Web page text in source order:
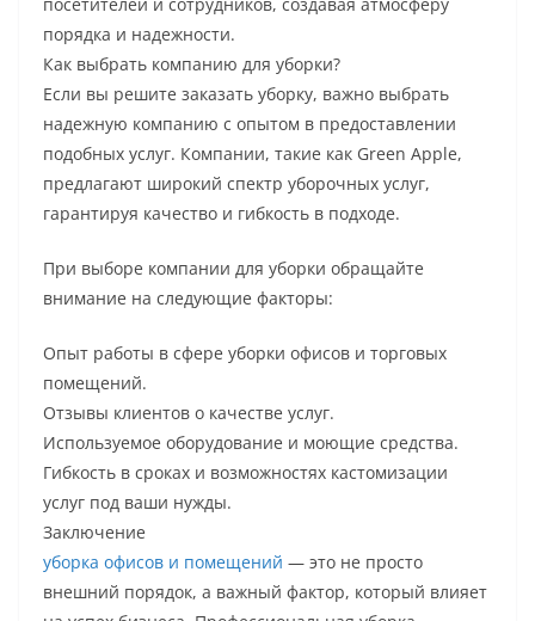
порядка и надежности.
Как выбрать компанию для уборки?
Если вы решите заказать уборку, важно выбрать
надежную компанию с опытом в предоставлении
подобных услуг. Компании, такие как Green Apple,
предлагают широкий спектр уборочных услуг,
гарантируя качество и гибкость в подходе.
При выборе компании для уборки обращайте
внимание на следующие факторы:
Опыт работы в сфере уборки офисов и торговых
помещений.
Отзывы клиентов о качестве услуг.
Используемое оборудование и моющие средства.
Гибкость в сроках и возможностях кастомизации
услуг под ваши нужды.
Заключение
уборка офисов и помещений — это не просто
внешний порядок, а важный фактор, который влияет